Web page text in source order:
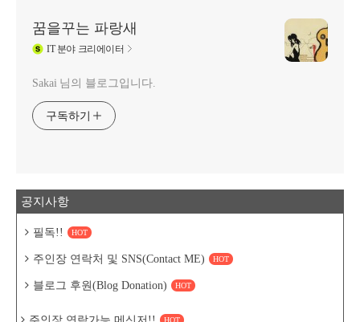
꿈을꾸는 파랑새
IT분야 크리에이터
Sakai 님의 블로그입니다.
구독하기
공지사항
필독!! HOT
주인장 연락처 및 SNS(Contact ME) HOT
블로그 후원(Blog Donation) HOT
HOT